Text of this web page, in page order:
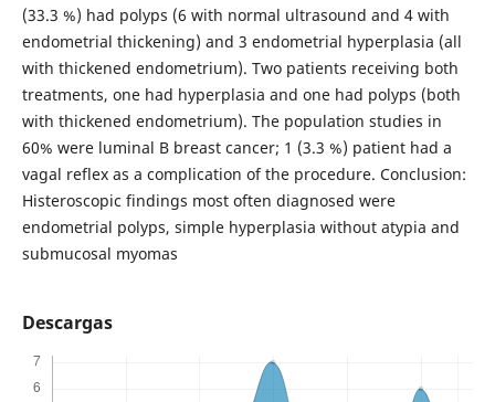
(33.3 %) had polyps (6 with normal ultrasound and 4 with
endometrial thickening) and 3 endometrial hyperplasia (all
with thickened endometrium). Two patients receiving both
treatments, one had hyperplasia and one had polyps (both
with thickened endometrium). The population studies in
60% were luminal B breast cancer; 1 (3.3 %) patient had a
vagal reflex as a complication of the procedure. Conclusion:
Histeroscopic findings most often diagnosed were
endometrial polyps, simple hyperplasia without atypia and
submucosal myomas
Descargas